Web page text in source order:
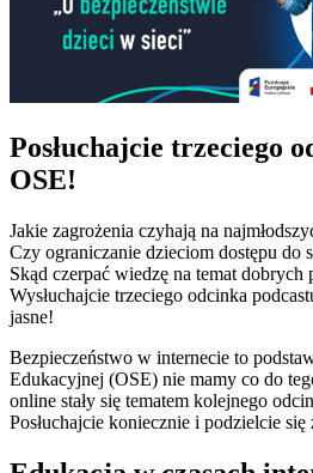
Posłuchajcie trzeciego
OSE!
Jakie zagrożenia czyhają na
Czy ograniczanie dzieciom dostępu do
Skąd czerpać wiedzę na temat dobrych
Wysłuchajcie trzeciego odcinka
jasne!
Bezpieczeństwo w internecie to
Edukacyjnej (OSE) nie mamy co do
online stały się tematem kolejnego
Posłuchajcie koniecznie i podzielcie